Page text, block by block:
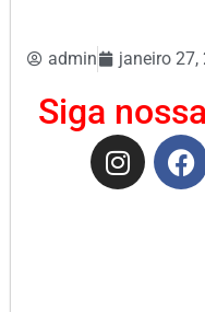
admin janeiro 27,
Siga